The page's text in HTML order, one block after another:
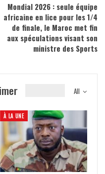
Mondial 2026 : seule équipe
africaine en lice pour les 1/4
de finale, le Maroc met fin
aux spéculations visant son
ministre des Sports
All
À LA UNE